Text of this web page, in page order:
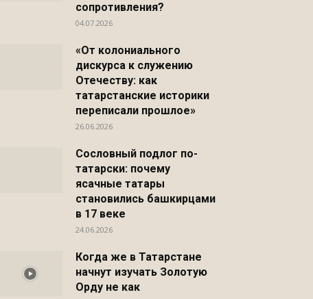
сопротивления?
04.07.2026
«От колониального
дискурса к служению
Отечеству: как
татарстанские историки
переписали прошлое»
26.06.2026
Сословный подлог по-
татарски: почему
ясачные татары
становились башкирцами
в 17 веке
24.06.2026
Когда же в Татарстане
начнут изучать Золотую
Орду не как